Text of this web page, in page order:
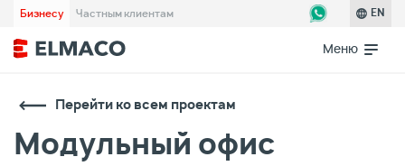
Бизнесу Частным клиентам EN
Меню
Перейти ко всем проектам
Модульный офис